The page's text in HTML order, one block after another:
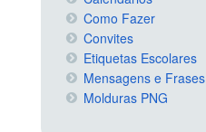
Como Fazer
Convites
Etiquetas Escolares
Mensagens e Frases
Molduras PNG